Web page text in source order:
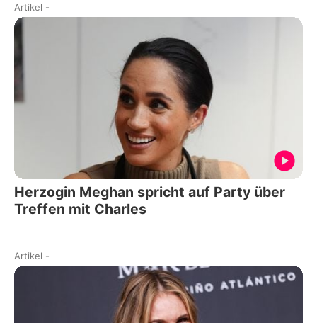
Artikel -
Herzogin Meghan spricht auf Party über
Treffen mit Charles
Artikel -